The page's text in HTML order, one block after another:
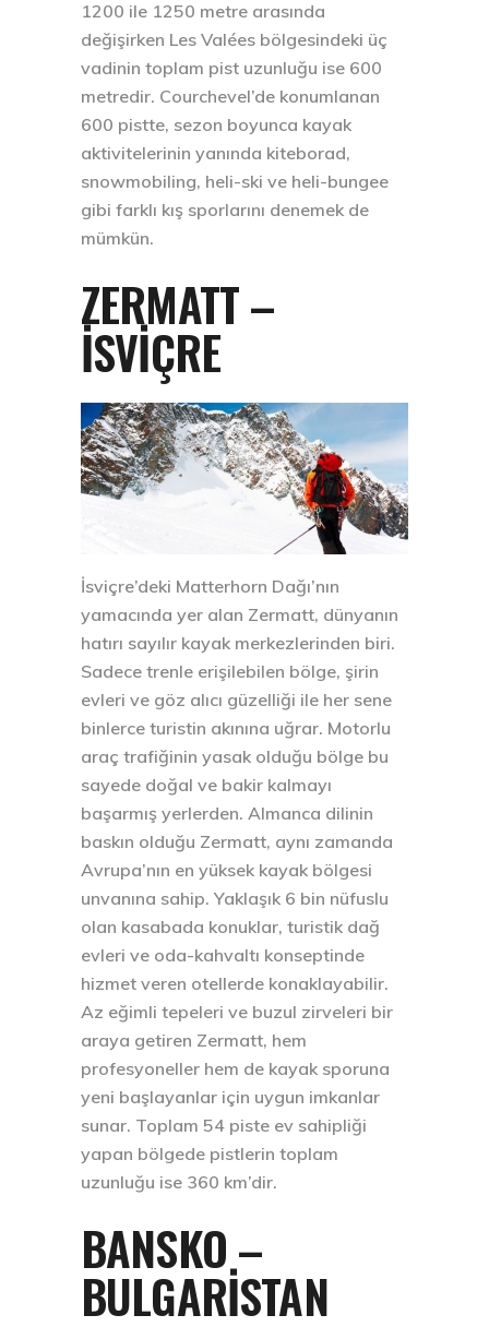
1200 ile 1250 metre arasında
değişirken Les Valées bölgesindeki üç
vadinin toplam pist uzunluğu ise 600
metredir. Courchevel’de konumlanan
600 pistte, sezon boyunca kayak
aktivitelerinin yanında kiteborad,
snowmobiling, heli-ski ve heli-bungee
gibi farklı kış sporlarını denemek de
mümkün.
ZERMATT –
İSVIÇRE
İsviçre’deki Matterhorn Dağı’nın
yamacında yer alan Zermatt, dünyanın
hatırı sayılır kayak merkezlerinden biri.
Sadece trenle erişilebilen bölge, şirin
evleri ve göz alıcı güzelliği ile her sene
binlerce turistin akınına uğrar. Motorlu
araç trafiğinin yasak olduğu bölge bu
sayede doğal ve bakir kalmayı
başarmış yerlerden. Almanca dilinin
baskın olduğu Zermatt, aynı zamanda
Avrupa’nın en yüksek kayak bölgesi
unvanına sahip. Yaklaşık 6 bin nüfuslu
olan kasabada konuklar, turistik dağ
evleri ve oda-kahvaltı konseptinde
hizmet veren otellerde konaklayabilir.
Az eğimli tepeleri ve buzul zirveleri bir
araya getiren Zermatt, hem
profesyoneller hem de kayak sporuna
yeni başlayanlar için uygun imkanlar
sunar. Toplam 54 piste ev sahipliği
yapan bölgede pistlerin toplam
uzunluğu ise 360 km’dir.
BANSKO –
BULGARISTAN